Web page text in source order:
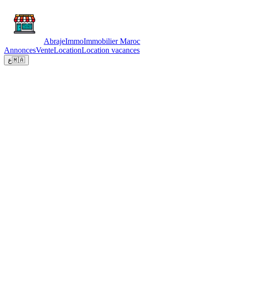
AbrajeImmoImmobilier Maroc
AnnoncesVenteLocationLocation vacances
ع🇲🇦